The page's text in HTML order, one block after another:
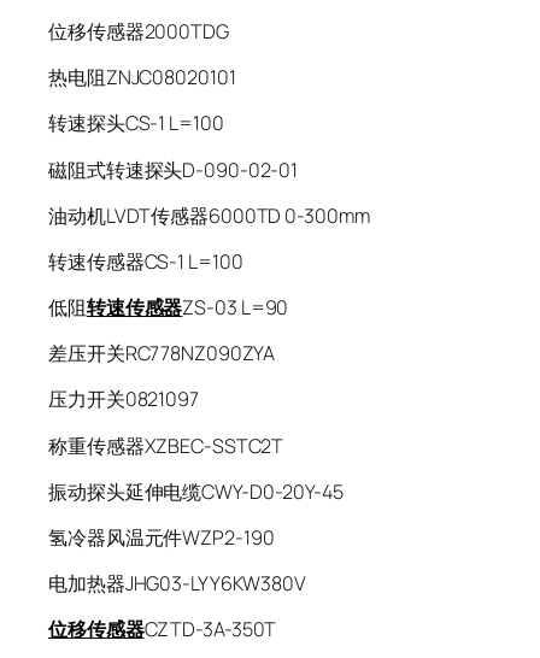
位移传感器2000TDG
热电阻ZNJC08020101
转速探头CS-1 L=100
磁阻式转速探头D-090-02-01
油动机LVDT传感器6000TD 0-300mm
转速传感器CS-1 L=100
低阻转速传感器ZS-03 L=90
差压开关RC778NZ090ZYA
压力开关0821097
称重传感器XZBEC-SSTC2T
振动探头延伸电缆CWY-D0-20Y-45
氢冷器风温元件WZP2-190
电加热器JHG03-LYY6KW380V
位移传感器CZTD-3A-350T